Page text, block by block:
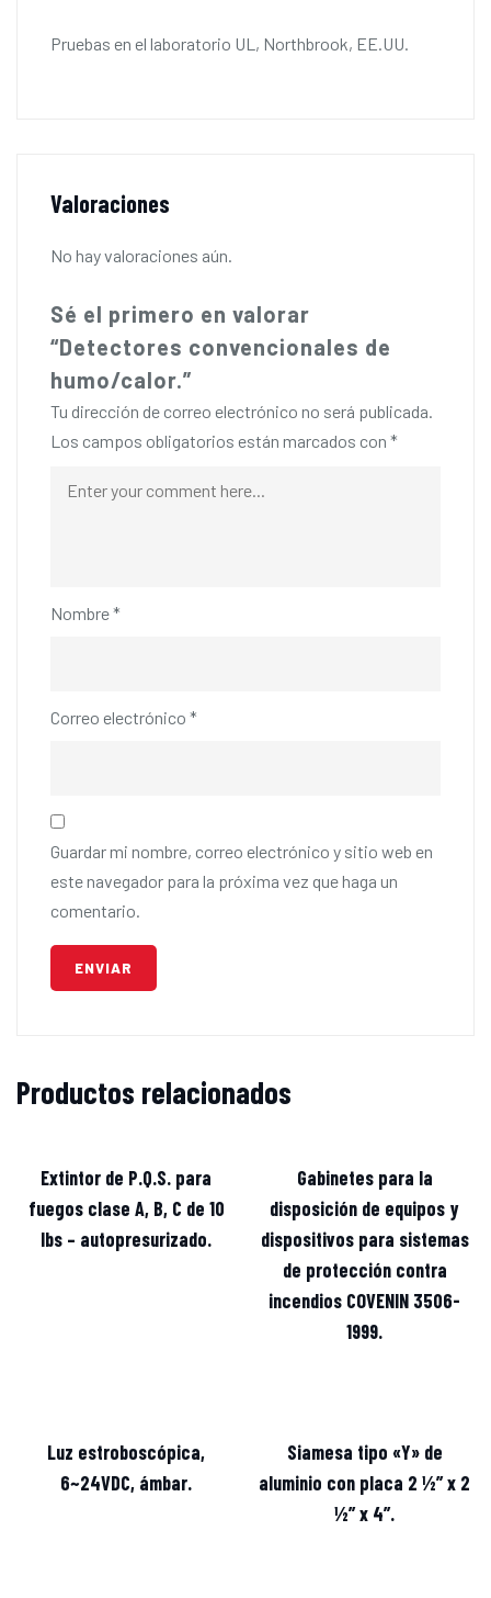
Pruebas en el laboratorio UL, Northbrook, EE.UU.
Valoraciones
No hay valoraciones aún.
Sé el primero en valorar
“Detectores convencionales de
humo/calor.”
Tu dirección de correo electrónico no será publicada.
Los campos obligatorios están marcados con *
Nombre*
Correo electrónico *
Guardar mi nombre, correo electrónico y sitio web en
este navegador para la próxima vez que haga un
comentario.
Productos relacionados
Extintor de P.Q.S. para
fuegos clase A, B, C de 10
lbs – autopresurizado.
Gabinetes para la
disposición de equipos y
dispositivos para sistemas
de protección contra
incendios COVENIN 3506-
1999.
Luz estroboscópica,
6~24VDC, ámbar.
Siamesa tipo «Y» de
aluminio con placa 2 ½” x 2
½” x 4”.